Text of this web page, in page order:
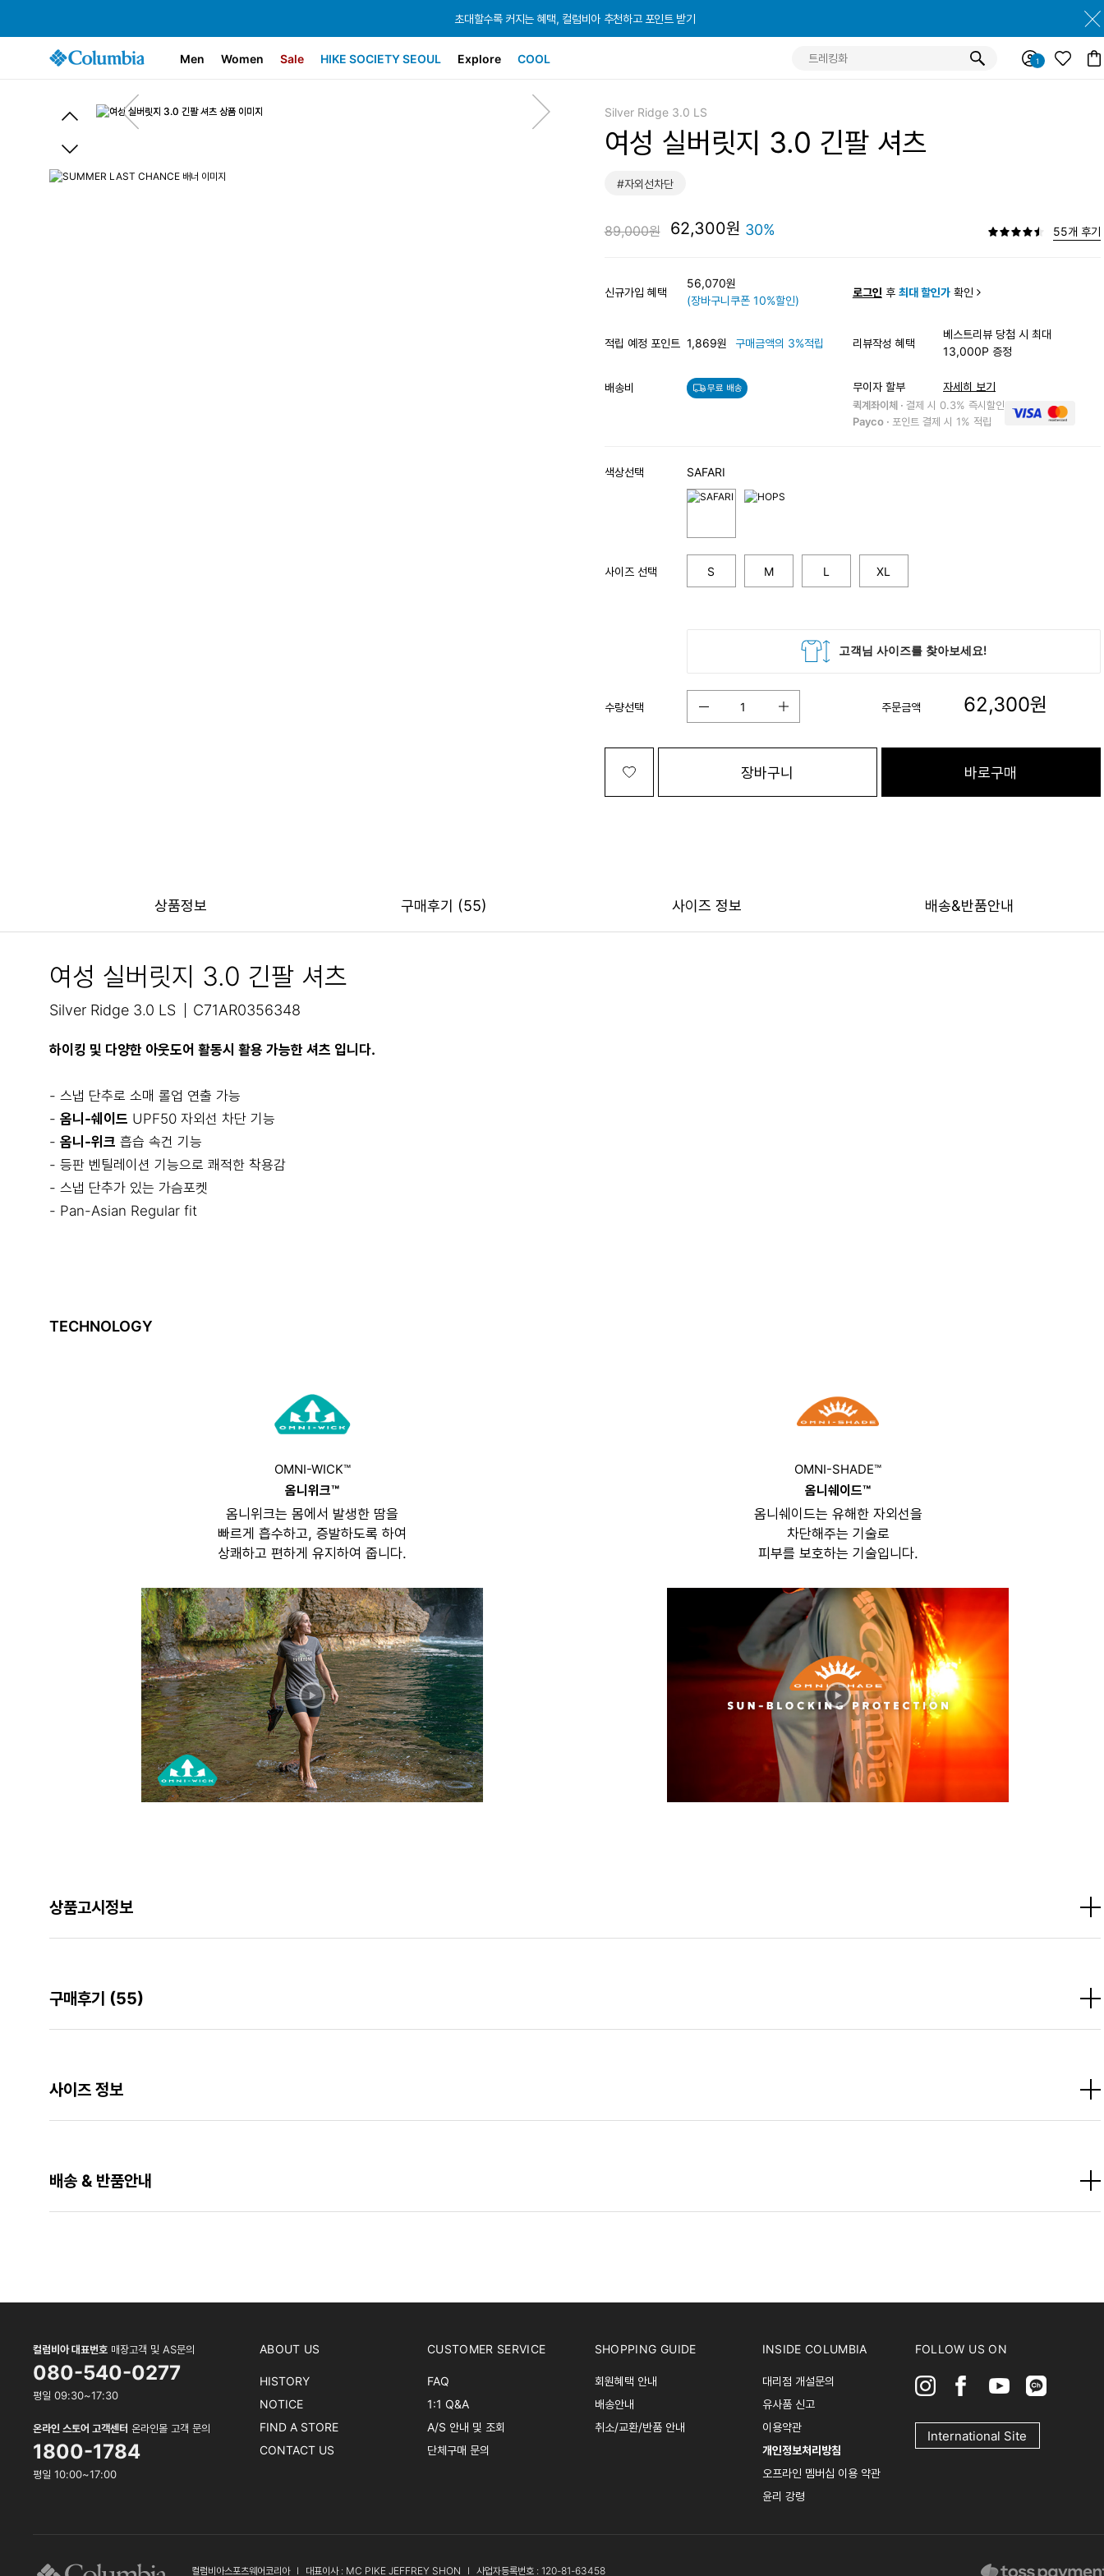
초대할수록 커지는 혜택, 컬럼비아 추천하고 포인트 받기
초대할수록 커지는 혜택, 컬럼비아 추천하고 포인트 받기
초대할수록 커지는 혜택, 컬럼비아 추천하고 포인트 받기
Men Women Sale HIKE SOCIETY SEOUL Explore COOL
Silver Ridge 3.0 LS
여성 실버릿지 3.0 긴팔 셔츠
#자외선차단
89,000원 62,300원 30% 55개 후기
신규가입 혜택
56,070원
(장바구니쿠폰 10%할인)
로그인 후 최대 할인가확인
적립 예정 포인트 1,869원 구매금액의 3%적립 리뷰작성 혜택
베스트리뷰 당첨 시 최대
13,000P 증정
배송비 무료 배송 무이자 할부 자세히 보기
퀵계좌이체 · 결제 시 0.3% 즉시할인
Payco · 포인트 결제 시 1% 적립
색상선택 SAFARI
사이즈 선택 S M L XL
수량선택 주문금액 62,300원
장바구니 바로구매
상품정보 구매후기 (55) 사이즈 정보 배송&반품안내
여성 실버릿지 3.0 긴팔 셔츠
Silver Ridge 3.0 LS C71AR0356348
하이킹 및 다양한 아웃도어 활동시 활용 가능한 셔츠 입니다.
- 스냅 단추로 소매 롤업 연출 가능
- 옴니-쉐이드 UPF50 자외선 차단 기능
- 옴니-위크 흡습 속건 기능
- 등판 벤틸레이션 기능으로 쾌적한 착용감
- 스냅 단추가 있는 가슴포켓
- Pan-Asian Regular fit
TECHNOLOGY
OMNI-WICK™
옴니위크™
옴니위크는 몸에서 발생한 땀을
빠르게 흡수하고, 증발하도록 하여
상쾌하고 편하게 유지하여 줍니다.
OMNI-SHADE™
옴니쉐이드™
옴니쉐이드는 유해한 자외선을
차단해주는 기술로
피부를 보호하는 기술입니다.
상품고시정보
구매후기 (55)
사이즈 정보
배송 & 반품안내
컬럼비아 대표번호 매장고객 및 AS문의
080-540-0277
평일 09:30~17:30
온라인 스토어 고객센터 온라인몰 고객 문의
1800-1784
평일 10:00~17:00
ABOUT US
HISTORY
NOTICE
FIND A STORE
CONTACT US
CUSTOMER SERVICE
FAQ
1:1 Q&A
A/S 안내 및 조회
단체구매 문의
SHOPPING GUIDE
회원혜택 안내
배송안내
취소/교환/반품 안내
INSIDE COLUMBIA
대리점 개설문의
유사품 신고
이용약관
개인정보처리방침
오프라인 멤버십 이용 약관
윤리 강령
FOLLOW US ON
International Site
컬럼비아스포츠웨어코리아 l 대표이사 : MC PIKE JEFFREY SHON l 사업자등록번호 : 120-81-63458